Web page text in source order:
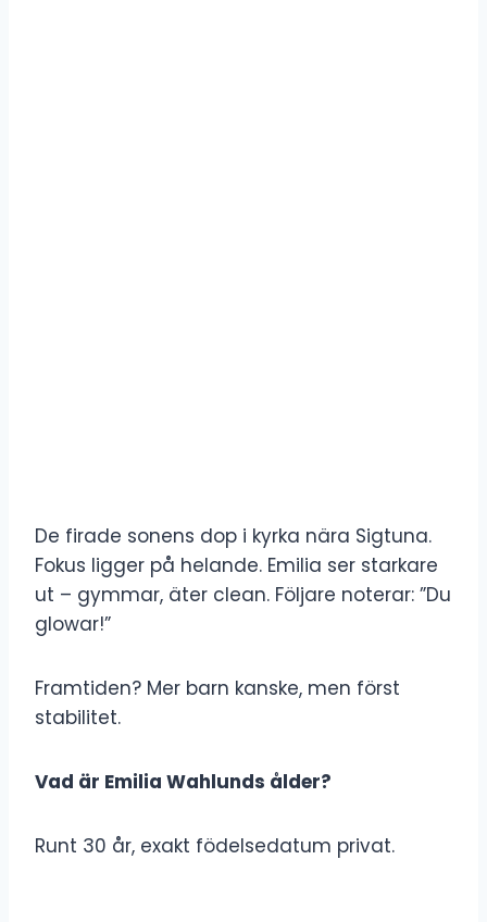
De firade sonens dop i kyrka nära Sigtuna.
Fokus ligger på helande. Emilia ser starkare
ut – gymmar, äter clean. Följare noterar: ”Du
glowar!”
Framtiden? Mer barn kanske, men först
stabilitet.
Vad är Emilia Wahlunds ålder?
Runt 30 år, exakt födelsedatum privat.